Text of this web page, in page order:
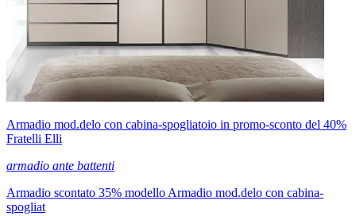
Armadio mod.delo con cabina-spogliatoio in promo-sconto del 40%
Fratelli Elli
armadio ante battenti
Armadio scontato 35% modello Armadio mod.delo con cabina-
spogliat